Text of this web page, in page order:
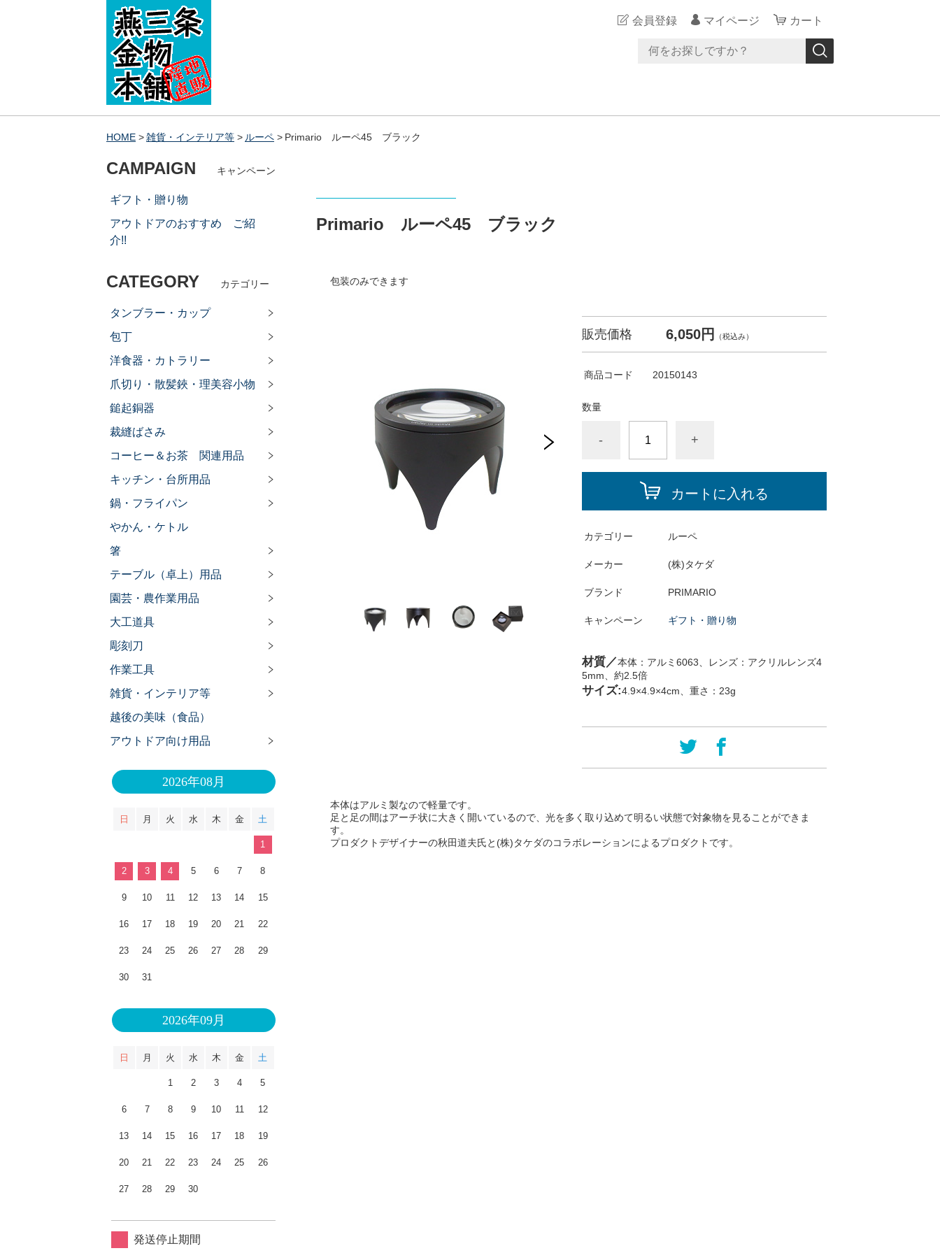
会員登録 マイページ カート
HOME 雑貨・インテリア等 ルーペ Primario ルーペ45 ブラック
Primario ルーペ45 ブラック
包装のみできます
販売価格 6,050円 （税込み）
商品コード 20150143
数量
- +
カートに入れる
カテゴリー ルーペ
メーカー (株)タケダ
ブランド PRIMARIO
キャンペーン ギフト・贈り物
材質／本体：アルミ6063、レンズ：アクリルレンズ4
5mm、約2.5倍
サイズ:4.9×4.9×4cm、重さ：23g
本体はアルミ製なので軽量です。
足と足の間はアーチ状に大きく開いているので、光を多く取り込めて明るい状態で対象物を見ることができま
す。
プロダクトデザイナーの秋田道夫氏と(株)タケダのコラボレーションによるプロダクトです。
CAMPAIGN キャンペーン
ギフト・贈り物
アウトドアのおすすめ ご紹
介!!
CATEGORY カテゴリー
タンブラー・カップ
包丁
洋食器・カトラリー
爪切り・散髪鋏・理美容小物
鎚起銅器
裁縫ばさみ
コーヒー＆お茶 関連用品
キッチン・台所用品
鍋・フライパン
やかん・ケトル
箸
テーブル（卓上）用品
園芸・農作業用品
大工道具
彫刻刀
作業工具
雑貨・インテリア等
越後の美味（食品）
アウトドア向け用品
2026年08月
日 月 火 水 木 金 土
1
2 3 4 5 6 7 8
9 10 11 12 13 14 15
16 17 18 19 20 21 22
23 24 25 26 27 28 29
30 31
2026年09月
日 月 火 水 木 金 土
1 2 3 4 5
6 7 8 9 10 11 12
13 14 15 16 17 18 19
20 21 22 23 24 25 26
27 28 29 30
発送停止期間